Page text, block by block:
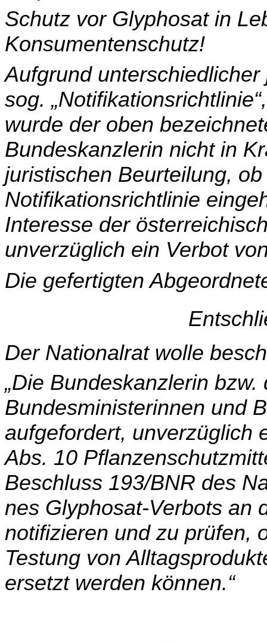
Schutz vor Glyphosat in
Konsumentenschutz!
Aufgrund
sog.
wurde der oben
Bundeskanzlerin nicht in
juristischen Beurteilung,
Notifikationsrichtlinie
Interesse der
unverzüglich ein Verbot
Die gefertigten
Der Nationalrat wolle
„Die Bundeskanzlerin
Bundesministerinnen und
aufgefordert, unverzüglich
Abs. 10
Beschluss 193/BNR des
nes Glyphosat-Verbots an
notifizieren und zu prüfen,
Testung von
ersetzt werden können.“